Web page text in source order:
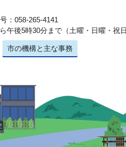
：058-265-4141
後5時30分まで（土曜・日曜・祝
市の機構と主な事務